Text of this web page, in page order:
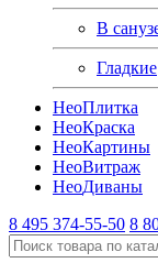
В
Гладкие
НеоПлитка
НеоКраска
НеоКартины
НеоВитраж
НеоДиваны
8 495 374-55-50 8